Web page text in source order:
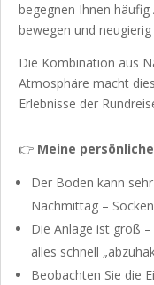
begegnen Ihnen
bewegen und
Die Kombination aus
Atmosphäre macht
Erlebnisse der
👉 Meine
Der Boden kann
Nachmittag –
Die Anlage ist groß
alles schnell
Beobachten Sie die